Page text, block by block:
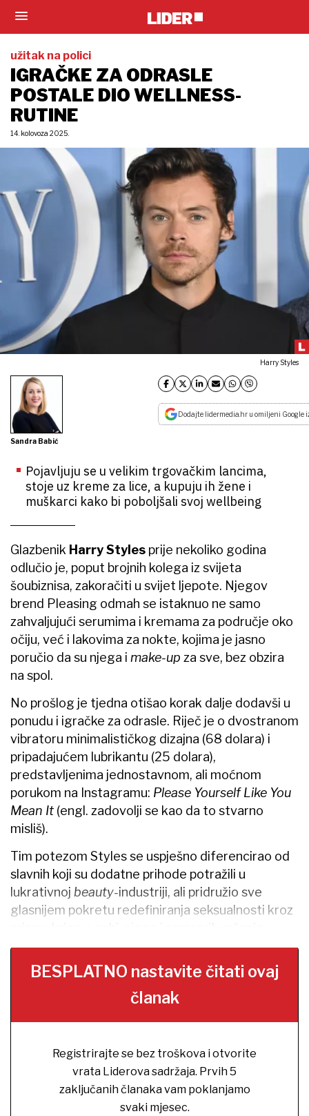
užitak na polici
IGRAČKE ZA ODRASLE
POSTALE DIO WELLNESS-
RUTINE
14. kolovoza 2025.
Harry Styles
Sandra Babić
Dodajte lidermedia.hr u omiljeni Google
Pojavljuju se u velikim trgovačkim lancima,
stoje uz kreme za lice, a kupuju ih žene i
muškarci kako bi poboljšali svoj wellbeing
Glazbenik Harry Styles prije nekoliko godina
odlučio je, poput brojnih kolega iz svijeta
šoubiznisa, zakoračiti u svijet ljepote. Njegov
brend Pleasing odmah se istaknuo ne samo
zahvaljujući serumima i kremama za područje oko
očiju, već i lakovima za nokte, kojima je jasno
poručio da su njega i make-up za sve, bez obzira
na spol.
No prošlog je tjedna otišao korak dalje dodavši u
ponudu i igračke za odrasle. Riječ je o dvostranom
vibratoru minimalističkog dizajna (68 dolara) i
pripadajućem lubrikantu (25 dolara),
predstavljenima jednostavnom, ali moćnom
porukom na Instagramu: Please Yourself Like You
Mean It (engl. zadovolji se kao da to stvarno
misliš).
Tim potezom Styles se uspješno diferencirao od
slavnih koji su dodatne prihode potražili u
lukrativnoj beauty-industriji, ali pridružio sve
glasnijem pokretu redefiniranja seksualnosti kroz
BESPLATNO nastavite čitati ovaj
članak
Registrirajte se bez troškova i otvorite
vrata Liderova sadržaja. Prvih 5
zaključanih članaka vam poklanjamo
svaki mjesec.